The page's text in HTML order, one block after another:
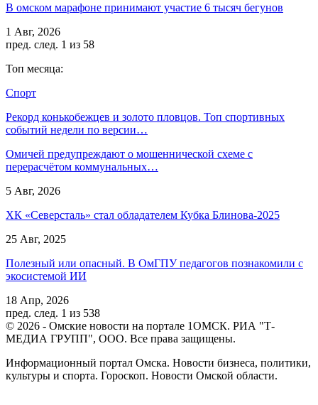
В омском марафоне принимают участие 6 тысяч бегунов
1 Авг, 2026
пред. след. 1 из 58
Топ месяца:
Спорт
Рекорд конькобежцев и золото пловцов. Топ спортивных
событий недели по версии…
Омичей предупреждают о мошеннической схеме с
перерасчётом коммунальных…
5 Авг, 2026
ХК «Северсталь» стал обладателем Кубка Блинова-2025
25 Авг, 2025
Полезный или опасный. В ОмГПУ педагогов познакомили с
экосистемой ИИ
18 Апр, 2026
пред. след. 1 из 538
© 2026 - Омские новости на портале 1ОМСК. РИА "Т-
МЕДИА ГРУПП", ООО. Все права защищены.
Информационный портал Омска. Новости бизнеса, политики,
культуры и спорта. Гороскоп. Новости Омской области.